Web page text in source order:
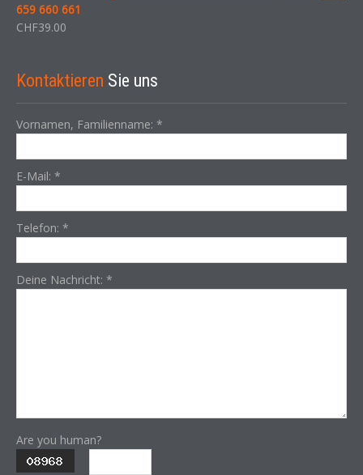
659 660 661
CHF39.00
Kontaktieren Sie uns
Vornamen, Familienname: *
E-Mail: *
Telefon: *
Deine Nachricht: *
Are you human?